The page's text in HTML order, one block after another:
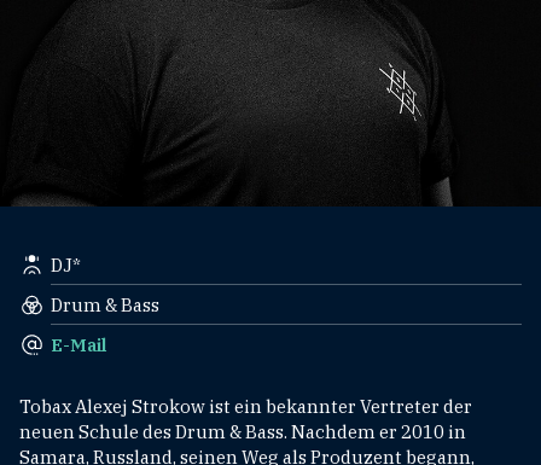
DJ*
Drum & Bass
E-Mail
Tobax Alexej Strokow ist ein bekannter Vertreter der
neuen Schule des Drum & Bass. Nachdem er 2010 in
Samara, Russland, seinen Weg als Produzent begann,